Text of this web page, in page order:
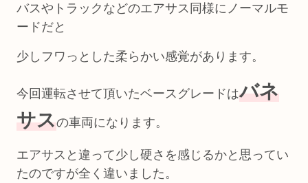
バスやトラックなどのエアサス同様にノーマルモ
ードだと
少しフワっとした柔らかい感覚があります。
今回運転させて頂いたベースグレードはバネ
サスの車両になります。
エアサスと違って少し硬さを感じるかと思ってい
たのですが全く違いました。